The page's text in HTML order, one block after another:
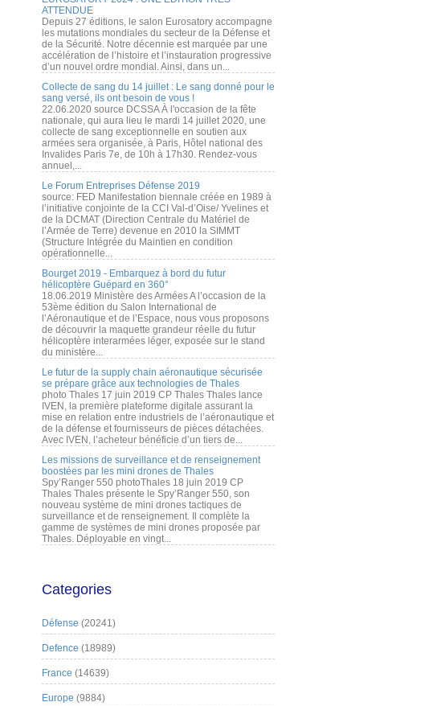
ATTENDUE
Depuis 27 éditions, le salon Eurosatory accompagne
les mutations mondiales du secteur de la Défense et
de la Sécurité. Notre décennie est marquée par une
accélération de l’histoire et l’instauration progressive
d’un nouvel ordre mondial. Ainsi, dans un...
Collecte de sang du 14 juillet : Le sang donné pour le
sang versé, ils ont besoin de vous !
22.06.2020 source DCSSA À l'occasion de la fête
nationale, qui aura lieu le mardi 14 juillet 2020, une
collecte de sang exceptionnelle en soutien aux
armées sera organisée, à Paris, Hôtel national des
Invalides Paris 7e, de 10h à 17h30. Rendez-vous
annuel,...
Le Forum Entreprises Défense 2019
source: FED Manifestation biennale créée en 1989 à
l’initiative conjointe de la CCI Val-d’Oise/ Yvelines et
de la DCMAT (Direction Centrale du Matériel de
l’Armée de Terre) devenue en 2010 la SIMMT
(Structure Intégrée du Maintien en condition
opérationnelle...
Bourget 2019 - Embarquez à bord du futur
hélicoptère Guépard en 360°
18.06.2019 Ministère des Armées A l’occasion de la
53ème édition du Salon International de
l’Aéronautique et de l’Espace, nous vous proposons
de découvrir la maquette grandeur réelle du futur
hélicoptère interarmées léger, exposée sur le stand
du ministère...
Le futur de la supply chain aéronautique sécurisée
se prépare grâce aux technologies de Thales
photo Thales 17 juin 2019 CP Thales Thales lance
IVEN, la première plateforme digitale assurant la
mise en relation entre industriels de l’aéronautique et
de la défense et fournisseurs de pièces détachées.
Avec IVEN, l’acheteur bénéficie d’un tiers de...
Les missions de surveillance et de renseignement
boostées par les mini drones de Thales
Spy’Ranger 550 photoThales 18 juin 2019 CP
Thales Thales présente le Spy’Ranger 550, son
nouveau système de mini drones tactiques de
surveillance et de renseignement. Il complète la
gamme de systèmes de mini drones proposée par
Thales. Déployable en vingt...
Categories
Défense (20241)
Defence (18989)
France (14639)
Europe (9884)